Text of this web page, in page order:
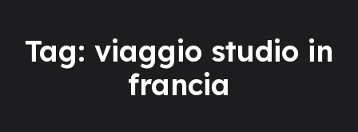
Tag: viaggio studio in
francia